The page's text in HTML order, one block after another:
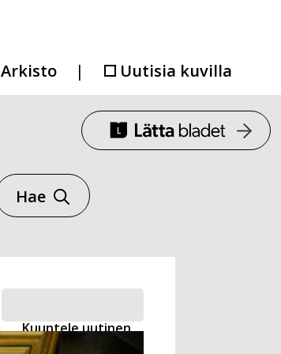
Arkisto Uutisia kuvilla
Hae
Kuuntele uutinen